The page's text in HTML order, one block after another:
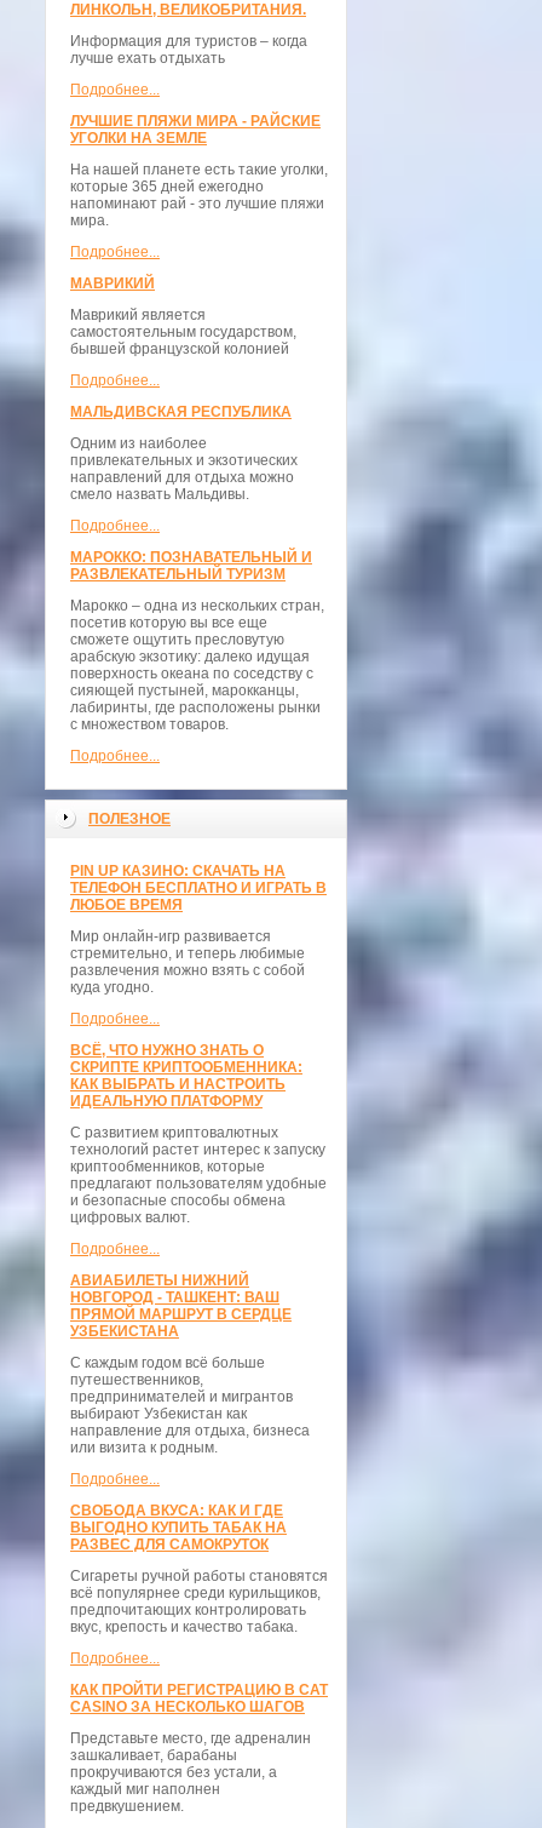
ЛИНКОЛЬН, ВЕЛИКОБРИТАНИЯ.
Информация для туристов – когда
лучше ехать отдыхать
Подробнее...
ЛУЧШИЕ ПЛЯЖИ МИРА - РАЙСКИЕ
УГОЛКИ НА ЗЕМЛЕ
На нашей планете есть такие уголки,
которые 365 дней ежегодно
напоминают рай - это лучшие пляжи
мира.
Подробнее...
МАВРИКИЙ
Маврикий является
самостоятельным государством,
бывшей французской колонией
Подробнее...
МАЛЬДИВСКАЯ РЕСПУБЛИКА
Одним из наиболее
привлекательных и экзотических
направлений для отдыха можно
смело назвать Мальдивы.
Подробнее...
МАРОККО: ПОЗНАВАТЕЛЬНЫЙ И
РАЗВЛЕКАТЕЛЬНЫЙ ТУРИЗМ
Марокко – одна из нескольких стран,
посетив которую вы все еще
сможете ощутить пресловутую
арабскую экзотику: далеко идущая
поверхность океана по соседству с
сияющей пустыней, марокканцы,
лабиринты, где расположены рынки
с множеством товаров.
Подробнее...
ПОЛЕЗНОЕ
PIN UP КАЗИНО: СКАЧАТЬ НА
ТЕЛЕФОН БЕСПЛАТНО И ИГРАТЬ В
ЛЮБОЕ ВРЕМЯ
Мир онлайн-игр развивается
стремительно, и теперь любимые
развлечения можно взять с собой
куда угодно.
Подробнее...
ВСЁ, ЧТО НУЖНО ЗНАТЬ О
СКРИПТЕ КРИПТООБМЕННИКА:
КАК ВЫБРАТЬ И НАСТРОИТЬ
ИДЕАЛЬНУЮ ПЛАТФОРМУ
С развитием криптовалютных
технологий растет интерес к запуску
криптообменников, которые
предлагают пользователям удобные
и безопасные способы обмена
цифровых валют.
Подробнее...
АВИАБИЛЕТЫ НИЖНИЙ
НОВГОРОД - ТАШКЕНТ: ВАШ
ПРЯМОЙ МАРШРУТ В СЕРДЦЕ
УЗБЕКИСТАНА
С каждым годом всё больше
путешественников,
предпринимателей и мигрантов
выбирают Узбекистан как
направление для отдыха, бизнеса
или визита к родным.
Подробнее...
СВОБОДА ВКУСА: КАК И ГДЕ
ВЫГОДНО КУПИТЬ ТАБАК НА
РАЗВЕС ДЛЯ САМОКРУТОК
Сигареты ручной работы становятся
всё популярнее среди курильщиков,
предпочитающих контролировать
вкус, крепость и качество табака.
Подробнее...
КАК ПРОЙТИ РЕГИСТРАЦИЮ В CAT
CASINO ЗА НЕСКОЛЬКО ШАГОВ
Представьте место, где адреналин
зашкаливает, барабаны
прокручиваются без устали, а
каждый миг наполнен
предвкушением.